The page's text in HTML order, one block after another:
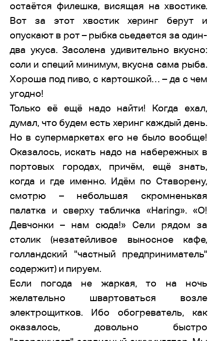
остаётся филешка, висящая на хвостике.
Вот за этот хвостик херинг берут и
опускают в рот – рыбка сьедается за один-
два укуса. Засолена удивительно вкусно:
соли и специй минимум, вкусна сама рыба.
Хороша под пиво, с картошкой… – да с чем
угодно!
Только её ещё надо найти! Когда ехал,
думал, что будем есть херинг каждый день.
Но в супермаркетах его не было вообще!
Оказалось, искать надо на набережных в
портовых городах, причём, ещё знать,
когда и где именно. Идём по Ставорену,
смотрю – небольшая скромненькая
палатка и сверху табличка «Haring». «О!
Девчонки – нам сюда!» Сели рядом за
столик (незатейливое выносное кафе,
голландский "частный предприниматель"
содержит) и пируем.
Если погода не жаркая, то на ночь
желательно швартоваться возле
электрощитков. Ибо обогреватель, как
оказалось, довольно быстро